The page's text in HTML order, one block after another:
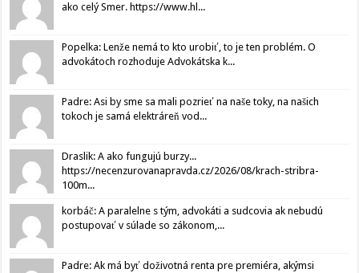
ako celý Smer. https://www.hl...
Popelka: Lenže nemá to kto urobiť, to je ten problém. O
advokátoch rozhoduje Advokátska k...
Padre: Asi by sme sa mali pozrieť na naše toky, na našich
tokoch je samá elektráreň vod...
Draslik: A ako fungujú burzy...
https://necenzurovanapravda.cz/2026/08/krach-stribra-
100m...
korbáč: A paralelne s tým, advokáti a sudcovia ak nebudú
postupovať v súlade so zákonom,...
Padre: Ak má byť doživotná renta pre premiéra, akýmsi